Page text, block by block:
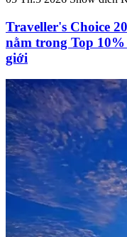
Traveller's Choice
nằm trong Top
giới